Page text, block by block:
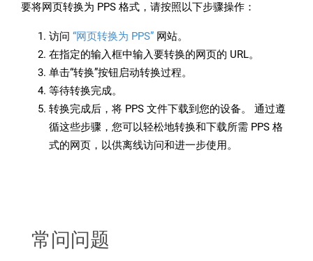
要将网页转换为 PPS 格式，请按照以下步骤操作：
访问 “网页转换为 PPS” 网站。
在指定的输入框中输入要转换的网页的 URL。
单击“转换”按钮启动转换过程。
等待转换完成。
转换完成后，将 PPS 文件下载到您的设备。 通过遵
循这些步骤，您可以轻松地转换和下载所需 PPS 格
式的网页，以供离线访问和进一步使用。
常问问题